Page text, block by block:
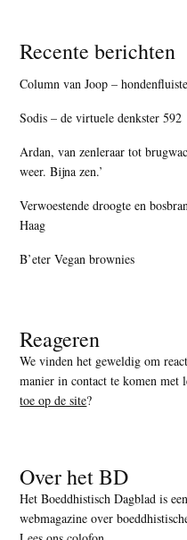
Recente berichten
Column van Joop –
Sodis – de virtuele denkster 592
Ardan, van zenleraar tot
weer. Bijna zen.’
Verwoestende droogte en
Haag
B’eter Vegan brownies
Reageren
We vinden het geweldig om
manier in contact te komen met
toe op de site?
Over het BD
Het Boeddhistisch Dagblad is
webmagazine over